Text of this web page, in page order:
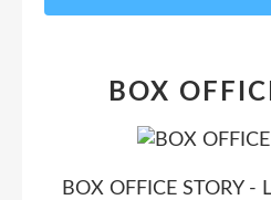
BOX
BOX OFFICE STORY -